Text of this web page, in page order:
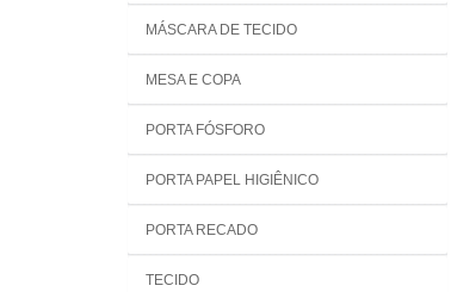
MÁSCARA DE TECIDO
MESA E COPA
PORTA FÓSFORO
PORTA PAPEL HIGIÊNICO
PORTA RECADO
TECIDO